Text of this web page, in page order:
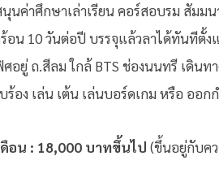
นค่าศึกษาเล่าเรียน คอร์สอบรม สัมม
อน 10 วันต่อปี บรรจุแล้วลาได้ทันทีตั้
อยู่ ถ.สีลม ใกล้ BTS ช่องนนทรี เดินทา
ร้อง เล่น เต้น เล่นบอร์ดเกม หรือ ออ
ดือน : 18,000 บาทขึ้นไป (ขึ้นอยู่กับค